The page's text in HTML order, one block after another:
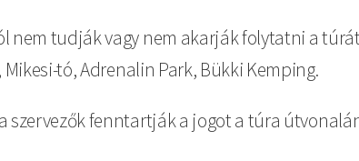
nem tudják vagy nem akarják folytatni a
tó, Adrenalin Park, Bükki Kemping.
szervezők fenntartják a jogot a túra